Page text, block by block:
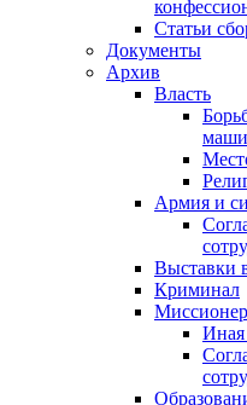
Статьи
Документы
Архив
Власть
Армия и
Выставки
Криминал
Иная